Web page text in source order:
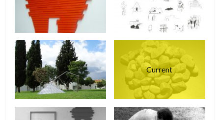
Current